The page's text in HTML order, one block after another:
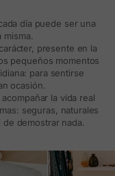
día puede ser una
presente en la
pequeños momentos
para sentirse
ocasión.
la vida real
seguras, naturales
demostrar nada.